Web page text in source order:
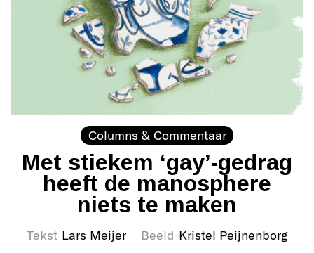
Columns & Commentaar
Met stiekem ‘gay’-gedrag
heeft de manosphere
niets te maken
Tekst Lars Meijer Beeld Kristel Peijnenborg